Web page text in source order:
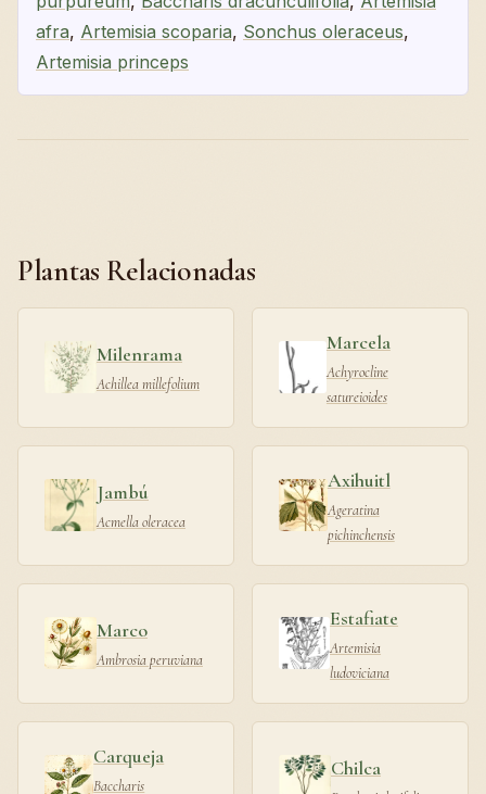
afra, Artemisia scoparia, Sonchus oleraceus,
Artemisia princeps
Plantas Relacionadas
Milenrama
Achillea millefolium
Marcela
Achyrocline
satureioides
Jambú
Acmella oleracea
Axihuitl
Ageratina
pichinchensis
Marco
Ambrosia peruviana
Estafiate
Artemisia
ludoviciana
Carqueja
Baccharis
Chilca